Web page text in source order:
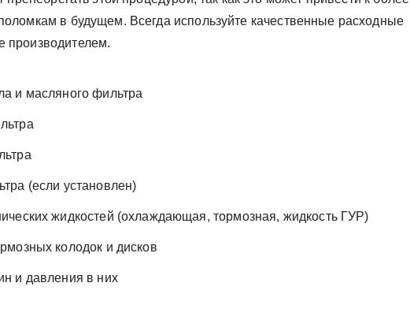
в будущем. Всегда используйте качественные расходные
производителем.
и масляного фильтра
(если установлен)
жидкостей (охлаждающая, тормозная, жидкость ГУР)
колодок и дисков
и давления в них